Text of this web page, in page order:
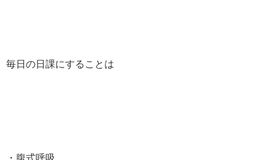
毎日の日課にすることは